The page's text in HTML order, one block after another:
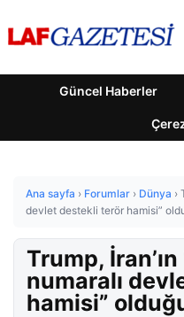
Güncel Haberler
Ana sayfa › Forumlar › Dünya ›
devlet destekli terör hamisi”
Trump,
numaralı
hamisi”